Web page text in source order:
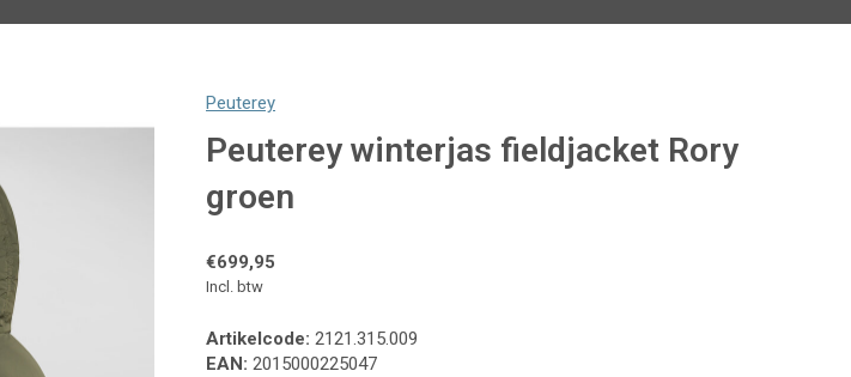
Peuterey
Peuterey winterjas fieldjacket Rory
groen
€699,95
Incl. btw
Artikelcode: 2121.315.009
EAN: 2015000225047